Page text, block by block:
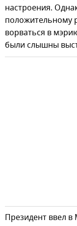
настроения.
положительному
ворваться в
были слышны
Президент ввел в